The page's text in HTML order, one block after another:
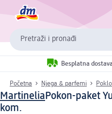
Pretraži i pronađi
Besplatna
Početna Njega & parfemi
MartineliaPokon-paket
kom.